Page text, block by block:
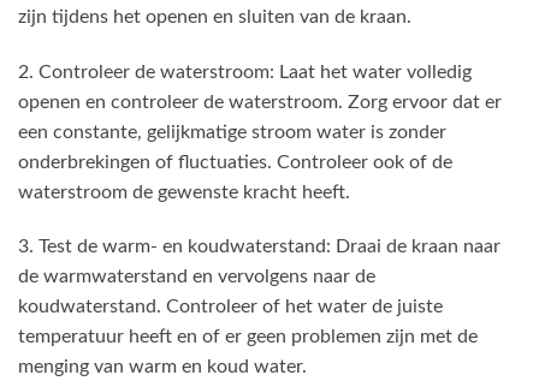
zijn tijdens het openen en sluiten van de kraan.
2. Controleer de waterstroom: Laat het water volledig
openen en controleer de waterstroom. Zorg ervoor dat er
een constante, gelijkmatige stroom water is zonder
onderbrekingen of fluctuaties. Controleer ook of de
waterstroom de gewenste kracht heeft.
3. Test de warm- en koudwaterstand: Draai de kraan naar
de warmwaterstand en vervolgens naar de
koudwaterstand. Controleer of het water de juiste
temperatuur heeft en of er geen problemen zijn met de
menging van warm en koud water.